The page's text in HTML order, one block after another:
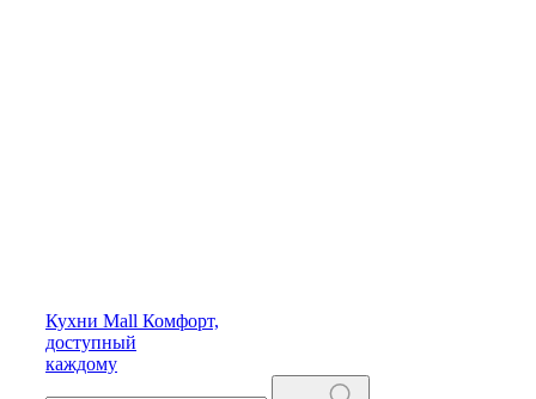
Кухни Mall Комфорт,
доступный
каждому